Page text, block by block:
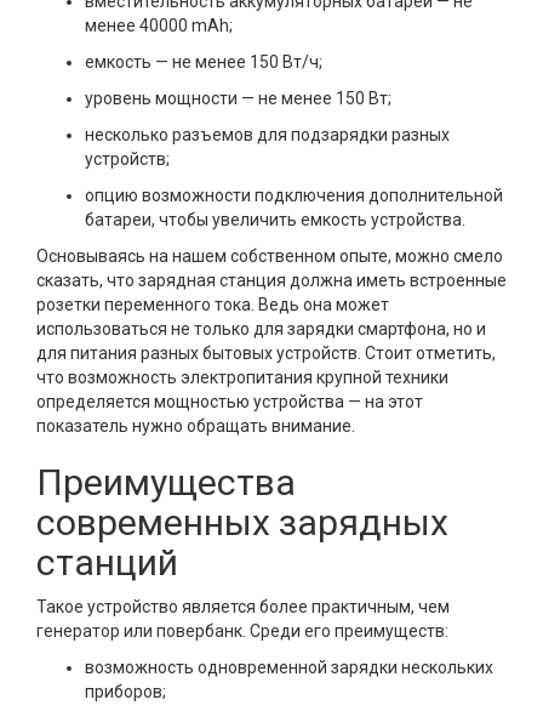
менее 40000 mAh;
емкость — не менее 150 Вт/ч;
уровень мощности — не менее 150 Вт;
несколько разъемов для подзарядки разных
устройств;
опцию возможности подключения дополнительной
батареи, чтобы увеличить емкость устройства.
Основываясь на нашем собственном опыте, можно смело
сказать, что зарядная станция должна иметь встроенные
розетки переменного тока. Ведь она может
использоваться не только для зарядки смартфона, но и
для питания разных бытовых устройств. Стоит отметить,
что возможность электропитания крупной техники
определяется мощностью устройства — на этот
показатель нужно обращать внимание.
Преимущества
современных зарядных
станций
Такое устройство является более практичным, чем
генератор или повербанк. Среди его преимуществ:
возможность одновременной зарядки нескольких
приборов;